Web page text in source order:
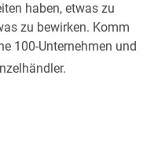
haben, etwas zu
zu bewirken. Komm
100-Unternehmen und